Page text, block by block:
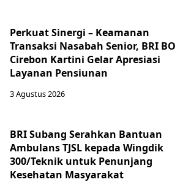
Perkuat Sinergi – Keamanan
Transaksi Nasabah Senior, BRI BO
Cirebon Kartini Gelar Apresiasi
Layanan Pensiunan
3 Agustus 2026
BRI Subang Serahkan Bantuan
Ambulans TJSL kepada Wingdik
300/Teknik untuk Penunjang
Kesehatan Masyarakat ​